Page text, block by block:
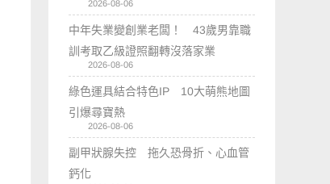
2026-08-06
中年失業變創業老闆！ 43歲男靠職
訓考取乙級證照翻轉沒落家業
2026-08-06
綠色運具結合特色IP 10大萌熊地圖
引爆尋寶熱
2026-08-06
副甲狀腺失控 拖久恐骨折、心血管
鈣化